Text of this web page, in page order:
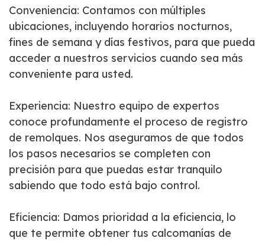
Conveniencia: Contamos con múltiples
ubicaciones, incluyendo horarios nocturnos,
fines de semana y días festivos, para que pueda
acceder a nuestros servicios cuando sea más
conveniente para usted.
Experiencia: Nuestro equipo de expertos
conoce profundamente el proceso de registro
de remolques. Nos aseguramos de que todos
los pasos necesarios se completen con
precisión para que puedas estar tranquilo
sabiendo que todo está bajo control.
Eficiencia: Damos prioridad a la eficiencia, lo
que te permite obtener tus calcomanías de